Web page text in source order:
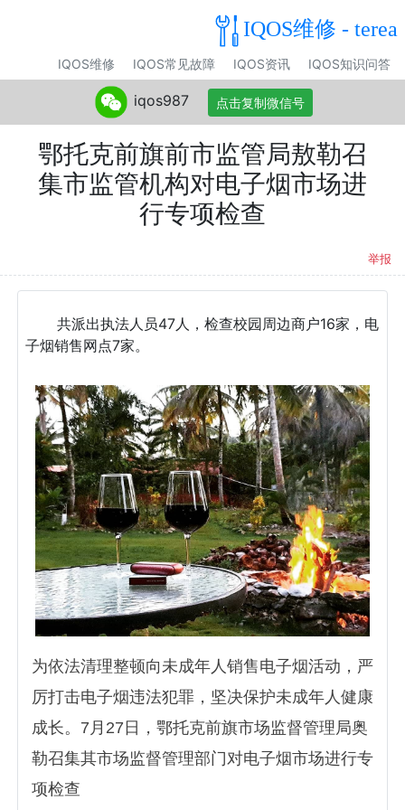
IQOS维修 - terea
IQOS维修 IQOS常见故障 IQOS资讯 IQOS知识问答
鄂托克前旗前市监管局敖勒召
集市监管机构对电子烟市场进
行专项检查
举报
共派出执法人员47人，检查校园周边商户16家，电
子烟销售网点7家。
为依法清理整顿向未成年人销售电子烟活动，严
厉打击电子烟违法犯罪，坚决保护未成年人健康
成长。7月27日，鄂托克前旗市场监督管理局奥
勒召集其市场监督管理部门对电子烟市场进行专
项检查
iqos987 点击复制微信号